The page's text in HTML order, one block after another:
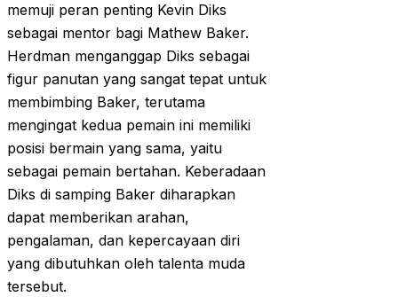
memuji peran penting Kevin Diks
sebagai mentor bagi Mathew Baker.
Herdman menganggap Diks sebagai
figur panutan yang sangat tepat untuk
membimbing Baker, terutama
mengingat kedua pemain ini memiliki
posisi bermain yang sama, yaitu
sebagai pemain bertahan. Keberadaan
Diks di samping Baker diharapkan
dapat memberikan arahan,
pengalaman, dan kepercayaan diri
yang dibutuhkan oleh talenta muda
tersebut.